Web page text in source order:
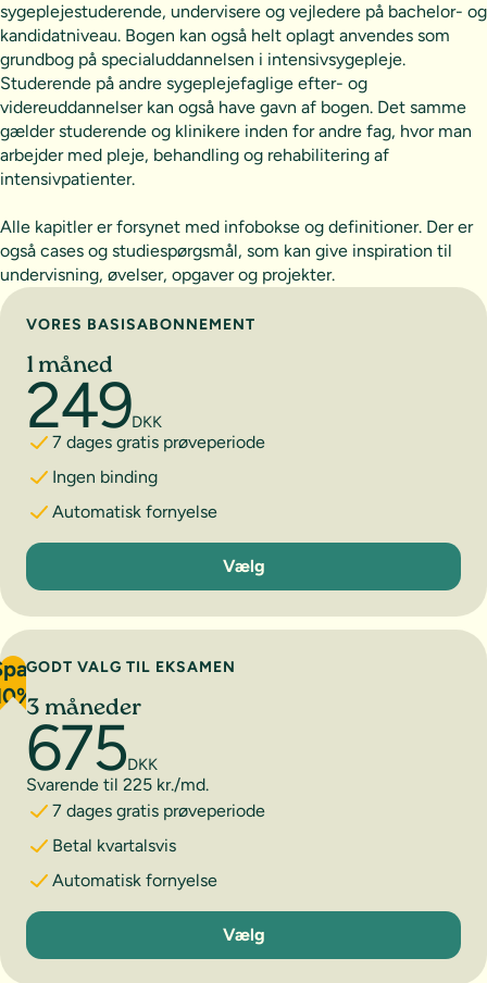
sygeplejestuderende, undervisere og vejledere på bachelor- og
kandidatniveau. Bogen kan også helt oplagt anvendes som
grundbog på specialuddannelsen i intensivsygepleje.
Studerende på andre sygeplejefaglige efter- og
videreuddannelser kan også have gavn af bogen. Det samme
gælder studerende og klinikere inden for andre fag, hvor man
arbejder med pleje, behandling og rehabilitering af
intensivpatienter.
Alle kapitler er forsynet med infobokse og definitioner. Der er
også cases og studiespørgsmål, som kan give inspiration til
undervisning, øvelser, opgaver og projekter.
Vælg abonnement
VORES BASISABONNEMENT
1 måned
249DKK
7 dages gratis prøveperiode
Ingen binding
Automatisk fornyelse
1 måned
Vælg
GODT VALG TIL EKSAMEN
3 måneder
675DKK
Svarende til 225 kr./md.
7 dages gratis prøveperiode
Betal kvartalsvis
Automatisk fornyelse
3 måneder
Vælg